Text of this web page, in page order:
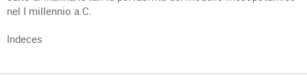
nel I millennio a.C.
Indeces